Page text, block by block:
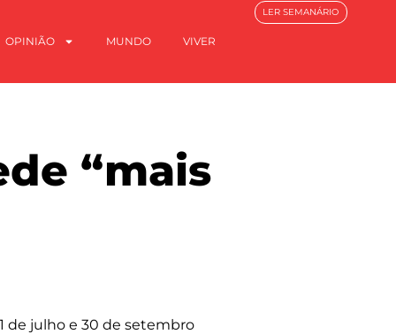
OPINIÃO MUNDO VIVER
LER SEMANÁRIO
“mais
de julho e 30 de setembro